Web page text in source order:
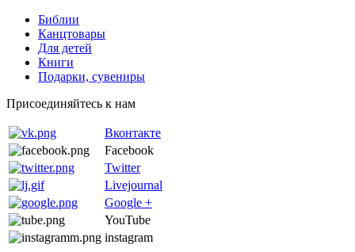
Библии
Канцтовары
Для детей
Книги
Подарки, сувениры
Присоединяйтесь к нам
Вконтакте
Facebook
Twitter
Livejournal
Google +
YouTube
instagram